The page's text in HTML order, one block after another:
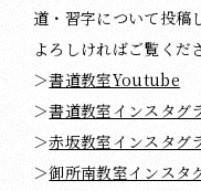
道・習字について投稿
よろしければご覧くだ
＞書道教室Youtube
＞書道教室インスタグ
＞赤坂教室インスタグ
＞御所南教室インスタ